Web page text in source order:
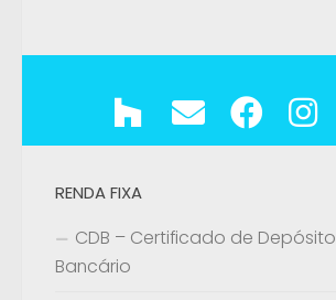
RENDA FIXA
CDB – Certificado de Depósito
Bancário